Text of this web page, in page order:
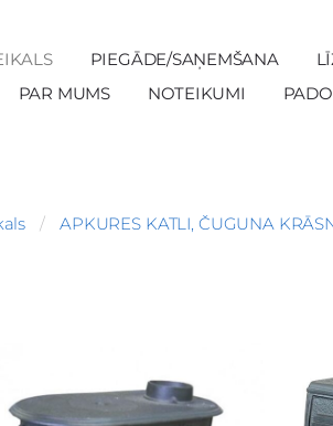
PIEGĀDE/SAŅEMŠANA
PAR MUMS
NOTEIKUMI
APKURES KATLI, ČUGUNA